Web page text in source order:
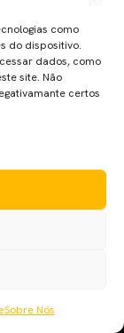
como
do dispositivo.
dados, como
site. Não
certos
Sobre Nós
Eller, que
obras como Fad
seu filme “Wij”
Festival
dois anos.